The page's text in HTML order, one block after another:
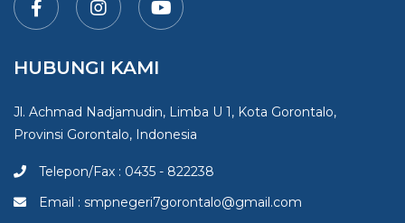
HUBUNGI KAMI
Jl. Achmad Nadjamudin, Limba U 1, Kota Gorontalo,
Provinsi Gorontalo, Indonesia
Telepon/Fax : 0435 - 822238
Email : smpnegeri7gorontalo@gmail.com